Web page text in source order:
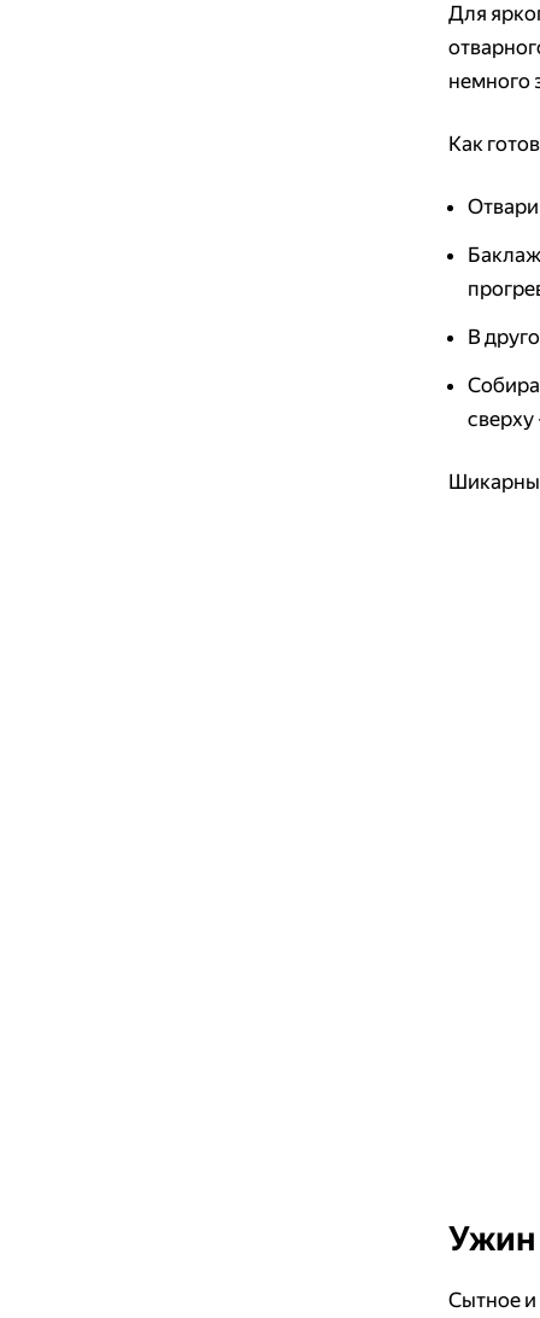
Для
немного
Как
В
Ужин
Сытное и